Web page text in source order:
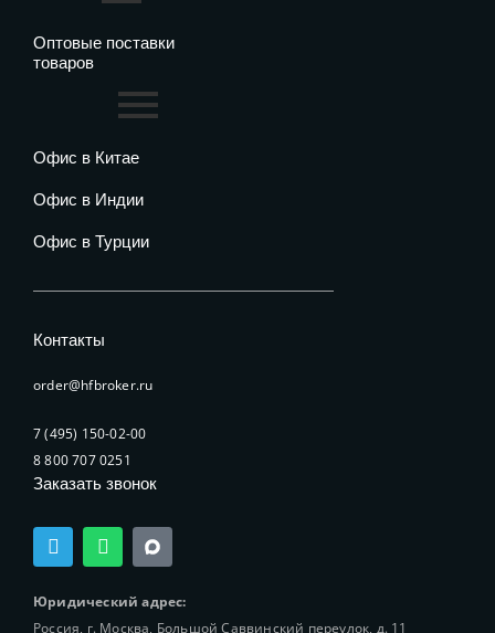
Оптовые поставки
товаров
Офис в Китае
Офис в Индии
Офис в Турции
Контакты
order@hfbroker.ru
7 (495) 150-02-00
8 800 707 0251
Заказать звонок
T
e
l
e
g
W
h
a
t
s
Юридический адрес:
Россия, г. Москва, Большой Саввинский переулок, д. 11